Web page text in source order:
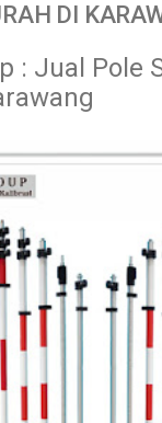
DI
: Jual Pole